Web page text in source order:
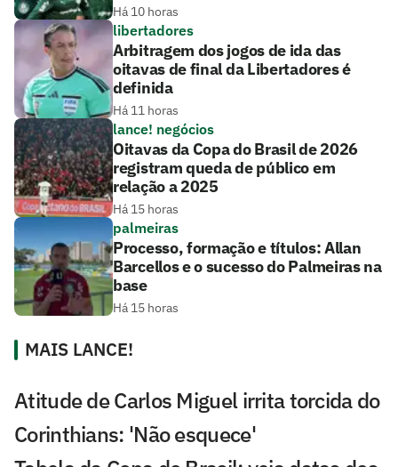
Há 10 horas
libertadores
Arbitragem dos jogos de ida das
oitavas de final da Libertadores é
definida
Há 11 horas
lance! negócios
Oitavas da Copa do Brasil de 2026
registram queda de público em
relação a 2025
Há 15 horas
palmeiras
Processo, formação e títulos: Allan
Barcellos e o sucesso do Palmeiras na
base
Há 15 horas
MAIS LANCE!
Atitude de Carlos Miguel irrita torcida do
Corinthians: 'Não esquece'